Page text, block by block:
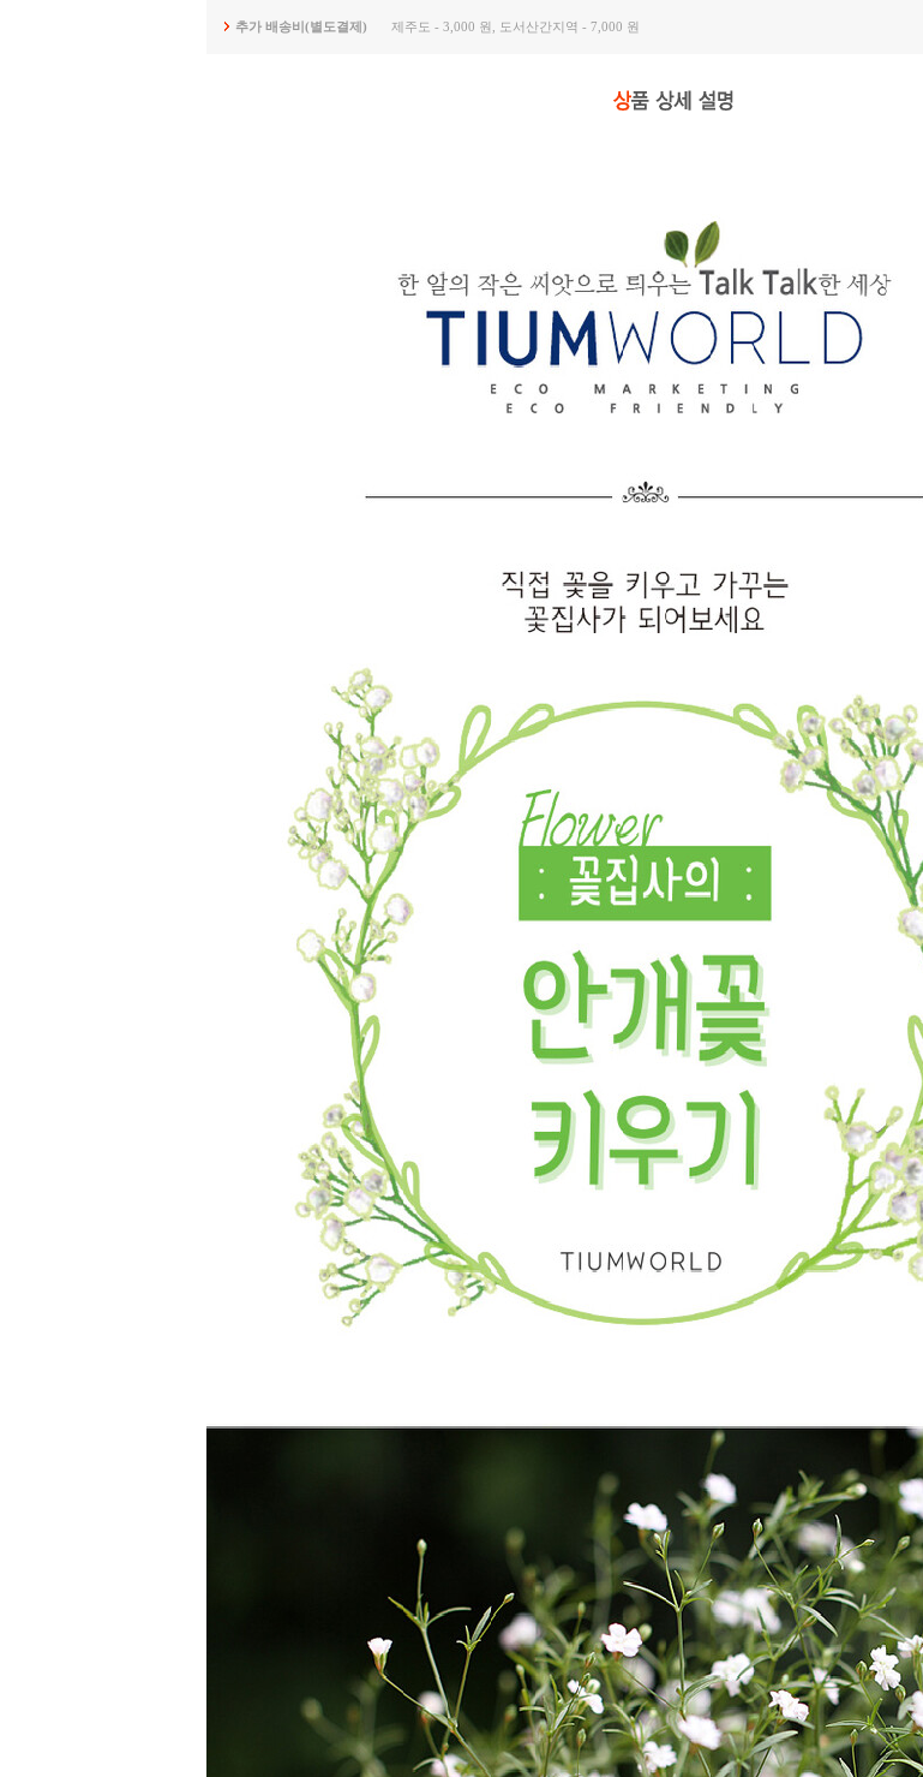
추가 배송비(별도결제) 제주도 - 3,000 원, 도서산간지역 - 7,000 원